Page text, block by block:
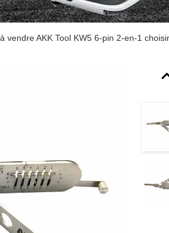
vendre AKK Tool KW5 6-pin 2-en-1